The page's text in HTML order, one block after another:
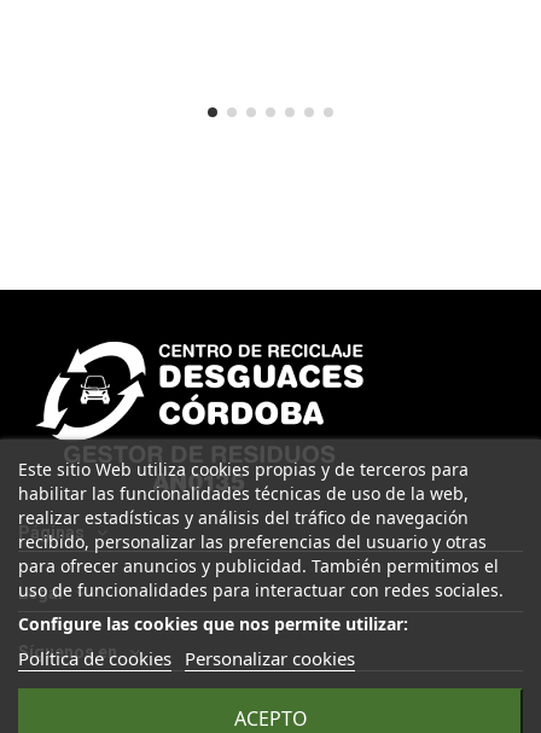
Páginas
Legal
Este sitio Web utiliza cookies propias y de terceros para
habilitar las funcionalidades técnicas de uso de la web,
realizar estadísticas y análisis del tráfico de navegación
recibido, personalizar las preferencias del usuario y otras
para ofrecer anuncios y publicidad. También permitimos el
uso de funcionalidades para interactuar con redes sociales.
Configure las cookies que nos permite utilizar:
Política de cookies Personalizar cookies
ACEPTO
Síguenos en